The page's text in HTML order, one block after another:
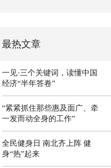
最热文章
一见·三个关键词，读懂中国
经济“半年答卷”
“紧紧抓住那些惠及面广、牵
一发而动全身的工作”
全民健身日 南北齐上阵 健
身“热”起来